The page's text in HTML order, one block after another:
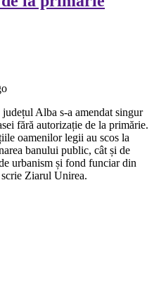
Alba s-a amendat singur
fără autorizație de la primărie.
oamenilor legii au scos la
banului public, cât și de
urbanism și fond funciar din
Ziarul Unirea.